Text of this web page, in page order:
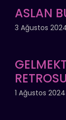
ASLAN
3 Ağustos
RETROSU
1 Ağustos 2024